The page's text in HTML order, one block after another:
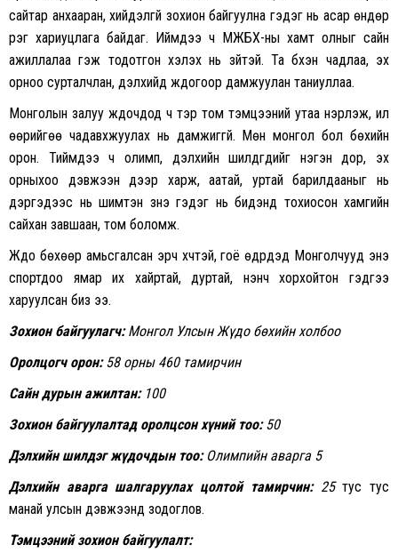
сайтар анхааран, хийдэлгүй зохион байгуулна гэдэг нь асар өндөр
үүрэг хариуцлага байдаг. Иймдээ ч МЖБХ-ны хамт олныг сайн
ажиллалаа гэж тодотгон хэлэх нь зүйтэй. Та бүхэн чадлаа, эх
орноо сурталчлан, дэлхийд жүдогоор дамжуулан таниуллаа.
Монголын залуу жүдочдод ч тэр том тэмцээний утаа үнэрлэж, илүү
өөрийгөө чадавхжуулах нь дамжиггүй. Мөн монгол бол бөхийн
орон. Тиймдээ ч олимп, дэлхийн шилдгүүдийг нэгэн дор, эх
орныхоо дэвжээн дээр харж, аатай, уртай барилдааныг нь
дэргэдээс нь шимтэн үзнэ гэдэг нь бидэнд тохиосон хамгийн
сайхан завшаан, том боломж.
Жүдо бөхөөр амьсгалсан эрч хүчтэй, гоё өдрүүдэд Монголчууд энэ
спортдоо ямар их хайртай, дуртай, үнэнч хорхойтон гэдгээ
харуулсан биз ээ.
Зохион байгуулагч:Монгол Улсын Жүдо бөхийн холбоо
Оролцогч орон:58 орны 460 тамирчин
Сайн дурын ажилтан:100
Зохион байгуулалтад оролцсон хүний тоо:50
Дэлхийн шилдэг жүдочдын тоо:Олимпийн аварга 5
Дэлхийн аварга шалгаруулах цолтой тамирчин:25тус тус
манай улсын дэвжээнд зодоглов.
Тэмцээний зохион байгуулалт: